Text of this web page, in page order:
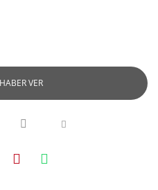
VER